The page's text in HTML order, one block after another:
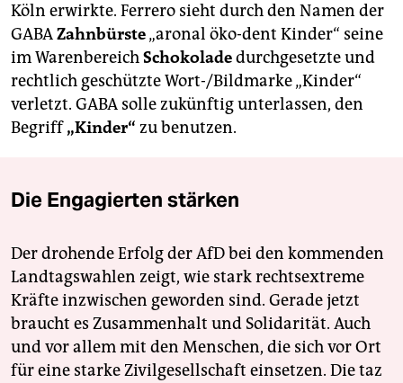
berlin
nord
wahrheit
verlag
shop
fragen & hilfe
unterstützen
abo
Köln erwirkte. Ferrero sieht durch den Namen der
GABAZahnbürste„aronal öko-dent Kinder“ seine
im WarenbereichSchokoladedurchgesetzte und
rechtlich geschützte Wort-/Bildmarke „Kinder“
verletzt. GABA solle zukünftig unterlassen, den
Begriff„Kinder“ zu benutzen.
Die Engagierten stärken
Der drohende Erfolg der AfD bei den kommenden
Landtagswahlen zeigt, wie stark rechtsextreme
Kräfte inzwischen geworden sind. Gerade jetzt
braucht es Zusammenhalt und Solidarität. Auch
und vor allem mit den Menschen, die sich vor Ort
für eine starke Zivilgesellschaft einsetzen. Die taz